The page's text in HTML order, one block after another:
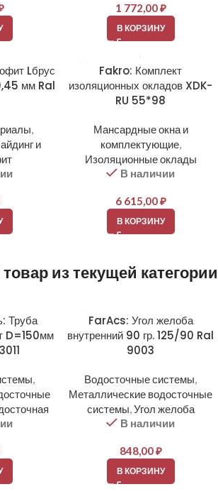
1 772,00₽
В КОРЗИНУ
Lбрус
мм Ral
,
и
Fakro: Комплект
изоляционных окладов XDK-
RU 55*98
Мансардные окна и
комплектующие,
Изоляционные оклады
В наличии
6 615,00₽
В КОРЗИНУ
из текущей категории
Труба
D=150мм
,
FarAcs: Угол желоба
внутренний 90 гр. 125/90 Ral
9003
Водосточные системы,
Металлические водосточные
системы,Угол желоба
В наличии
848,00₽
В КОРЗИНУ